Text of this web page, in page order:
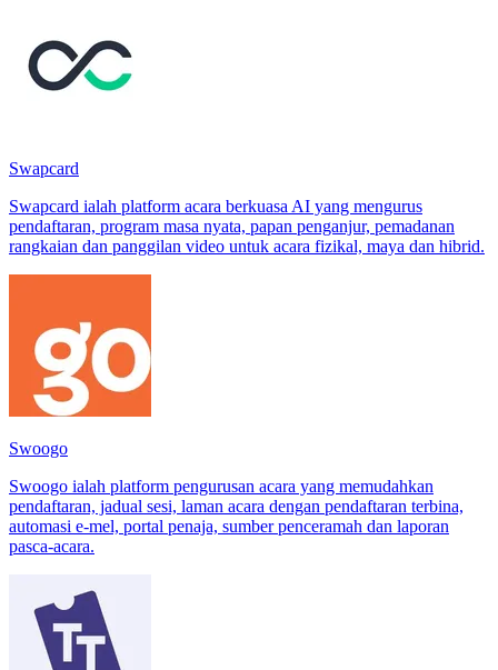
Swapcard
Swapcard ialah platform acara berkuasa AI yang mengurus
pendaftaran, program masa nyata, papan penganjur, pemadanan
rangkaian dan panggilan video untuk acara fizikal, maya dan hibrid.
Swoogo
Swoogo ialah platform pengurusan acara yang memudahkan
pendaftaran, jadual sesi, laman acara dengan pendaftaran terbina,
automasi e-mel, portal penaja, sumber penceramah dan laporan
pasca-acara.